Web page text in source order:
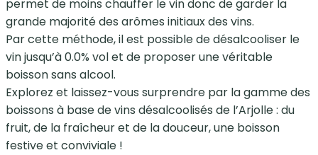
permet de moins chauffer le vin donc de garder la
grande majorité des arômes initiaux des vins.
Par cette méthode, il est possible de désalcooliser le
vin jusqu’à 0.0% vol et de proposer une véritable
boisson sans alcool.
Explorez et laissez-vous surprendre par la gamme des
boissons à base de vins désalcoolisés de l’Arjolle : du
fruit, de la fraîcheur et de la douceur, une boisson
festive et conviviale !